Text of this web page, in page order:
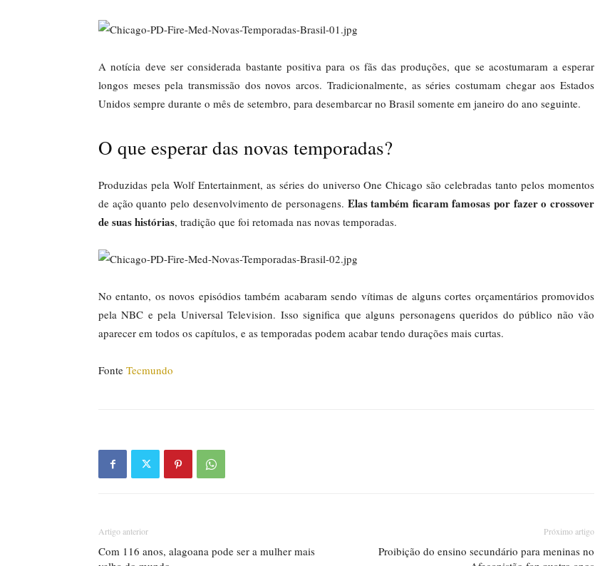
A notícia deve ser considerada bastante positiva para os fãs das produções, que se acostumaram a esperar
longos meses pela transmissão dos novos arcos. Tradicionalmente, as séries costumam chegar aos Estados
Unidos sempre durante o mês de setembro, para desembarcar no Brasil somente em janeiro do ano seguinte.
O que esperar das novas temporadas?
Produzidas pela Wolf Entertainment, as séries do universo One Chicago são celebradas tanto pelos momentos
de ação quanto pelo desenvolvimento de personagens. Elas também ficaram famosas por fazer o crossover
de suas histórias, tradição que foi retomada nas novas temporadas.
No entanto, os novos episódios também acabaram sendo vítimas de alguns cortes orçamentários promovidos
pela NBC e pela Universal Television. Isso significa que alguns personagens queridos do público não vão
aparecer em todos os capítulos, e as temporadas podem acabar tendo durações mais curtas.
Fonte Tecmundo
Artigo anterior
Com 116 anos, alagoana pode ser a mulher mais
Próximo artigo
Proibição do ensino secundário para meninas no